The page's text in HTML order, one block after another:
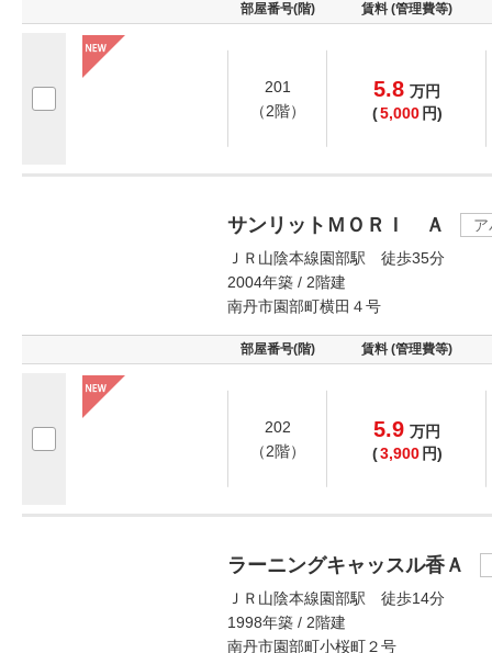
部屋番号(階) 賃料 (管理費等)
201
（2階）
5.8 万円
(5,000 円)
サンリットＭＯＲＩ Ａ
ＪＲ山陰本線園部駅 徒歩35分
2004年築 / 2階建
南丹市園部町横田４号
部屋番号(階) 賃料 (管理費等)
202
（2階）
5.9 万円
(3,900 円)
ラーニングキャッスル香Ａ
ＪＲ山陰本線園部駅 徒歩14分
1998年築 / 2階建
南丹市園部町小桜町２号